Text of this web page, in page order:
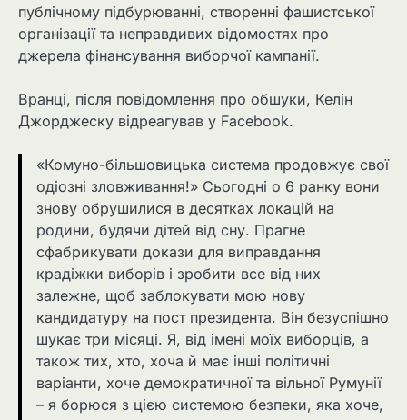
публічному підбурюванні, створенні фашистської
організації та неправдивих відомостях про
джерела фінансування виборчої кампанії.
Вранці, після повідомлення про обшуки, Келін
Джорджеску відреагував у Facebook.
«Комуно-більшовицька система продовжує свої
одіозні зловживання!» Сьогодні о 6 ранку вони
знову обрушилися в десятках локацій на
родини, будячи дітей від сну. Прагне
сфабрикувати докази для виправдання
крадіжки виборів і зробити все від них
залежне, щоб заблокувати мою нову
кандидатуру на пост президента. Він безуспішно
шукає три місяці. Я, від імені моїх виборців, а
також тих, хто, хоча й має інші політичні
варіанти, хоче демократичної та вільної Румунії
– я борюся з цією системою безпеки, яка хоче,